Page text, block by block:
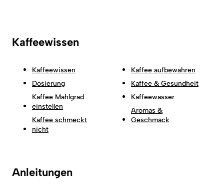
Kaffeewissen
Kaffeewissen
Dosierung
Kaffee Mahlgrad
einstellen
Kaffee schmeckt
nicht
Kaffee aufbewahren
Kaffee & Gesundheit
Kaffeewasser
Aromas &
Geschmack
Anleitungen